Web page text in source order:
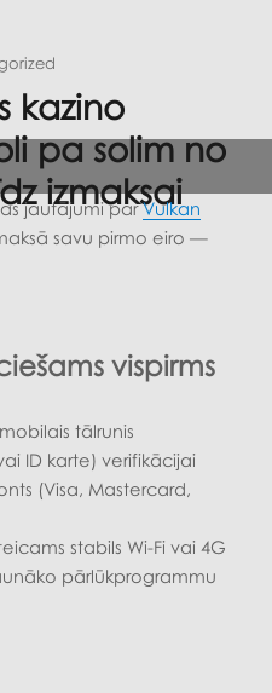
kazino
pa solim no
izmaksai
jautājumi parVulkan
savu pirmo eiro —
vispirms
tālrunis
ID karte) verifikācijai
(Visa, Mastercard,
stabils Wi-Fi vai 4G
pārlūkprogrammu